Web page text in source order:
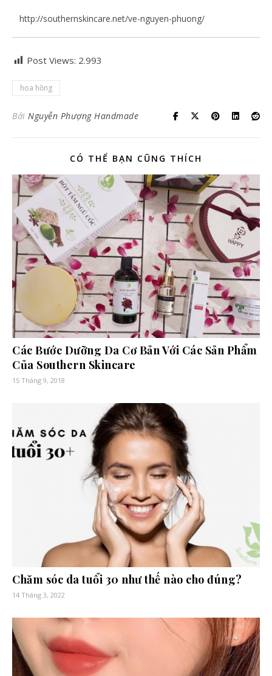
http://southernskincare.net/ve-nguyen-phuong/
Post Views: 2.993
hoa hồng
Bởi Nguyễn Phượng Handmade
CÓ THỂ BẠN CŨNG THÍCH
Các Bước Dưỡng Da Cơ Bản Với Các Sản Phẩm
Của Southern Skincare
15 Tháng 9, 2018
Chăm sóc da tuổi 30 như thế nào cho đúng?
14 Tháng 3, 2022